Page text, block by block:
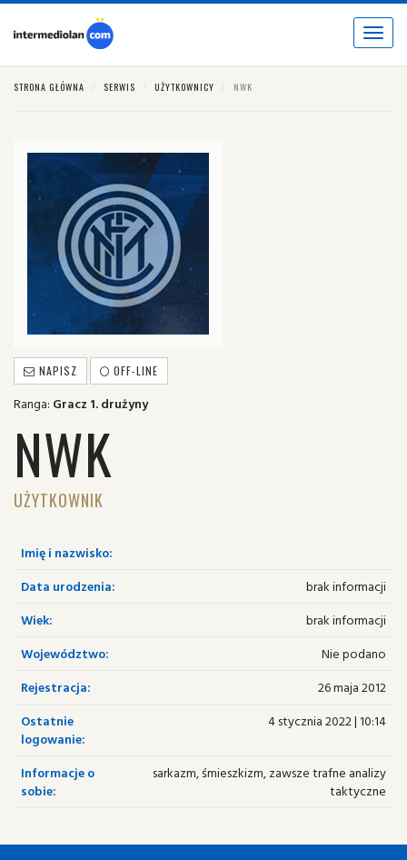
Toggle
STRONA GŁÓWNA SERWIS UŻYTKOWNICY NWK
NAPISZ OFF-LINE
Ranga: Gracz 1. drużyny
NWK
UŻYTKOWNIK
Imię i nazwisko:
Data urodzenia:
brak informacji
Wiek:
brak informacji
Województwo:
Nie podano
Rejestracja:
26 maja 2012
Ostatnie
logowanie:
4 stycznia 2022 | 10:14
Informacje o
sobie:
sarkazm, śmieszkizm, zawsze trafne analizy
taktyczne